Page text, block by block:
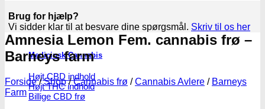
Medicinsk Cannabis
Højt CBD indhold
Højt THC indhold
Billige CBD frø
Brug for hjælp?
Vi sidder klar til at besvare dine spørgsmål. Skriv til os her
Amnesia Lemon Fem. cannabis frø –
Barneys farm
Forside / Shop / Cannabis frø / Cannabis Avlere / Barneys
Farm